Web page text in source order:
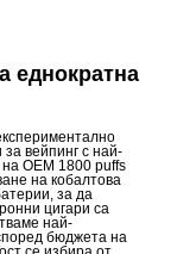
еднократна
за вейпинг с най-
OEM 1800 puffs
на кобалтова
за да
цигари са
най-
бюджета на